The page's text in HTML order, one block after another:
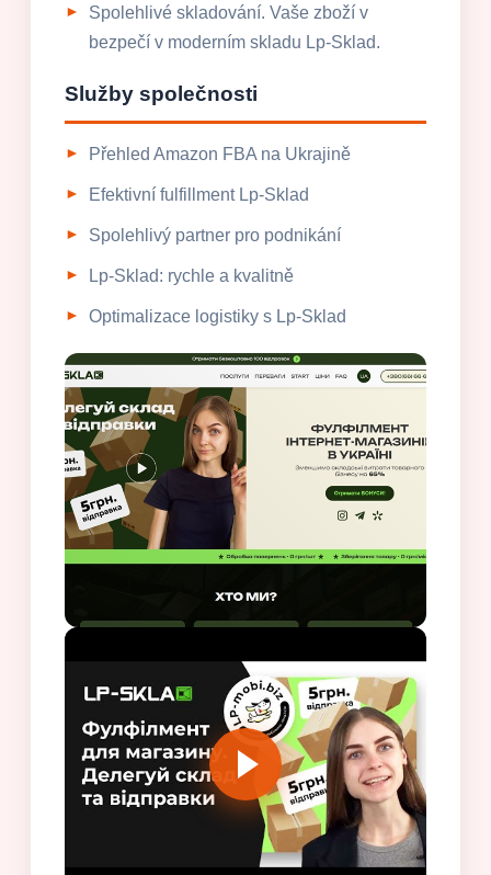
Spolehlivé skladování. Vaše zboží v
bezpečí v moderním skladu Lp-Sklad.
Služby společnosti
Přehled Amazon FBA na Ukrajině
Efektivní fulfillment Lp-Sklad
Spolehlivý partner pro podnikání
Lp-Sklad: rychle a kvalitně
Optimalizace logistiky s Lp-Sklad